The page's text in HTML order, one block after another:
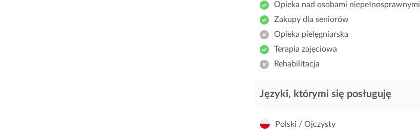
Opieka nad osobami niepełnosprawnymi
Zakupy dla seniorów
Opieka pielęgniarska
Terapia zajęciowa
Rehabilitacja
Języki, którymi się posługuję
Polski / Ojczysty